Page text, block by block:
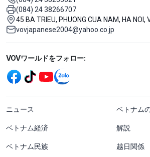
(084) 24 38266707
45 BA TRIEU, PHUONG CUA NAM, HA NOI,
vovjapanese2004@yahoo.co.jp
Mạng xã hội
VOVワールドをフォロー:
menu footer tiếng Nhật
ニュース ベトナム
ベトナム経済 解説
ベトナム民族 越日関係